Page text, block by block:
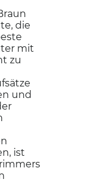
die
mit
zu
und
ist